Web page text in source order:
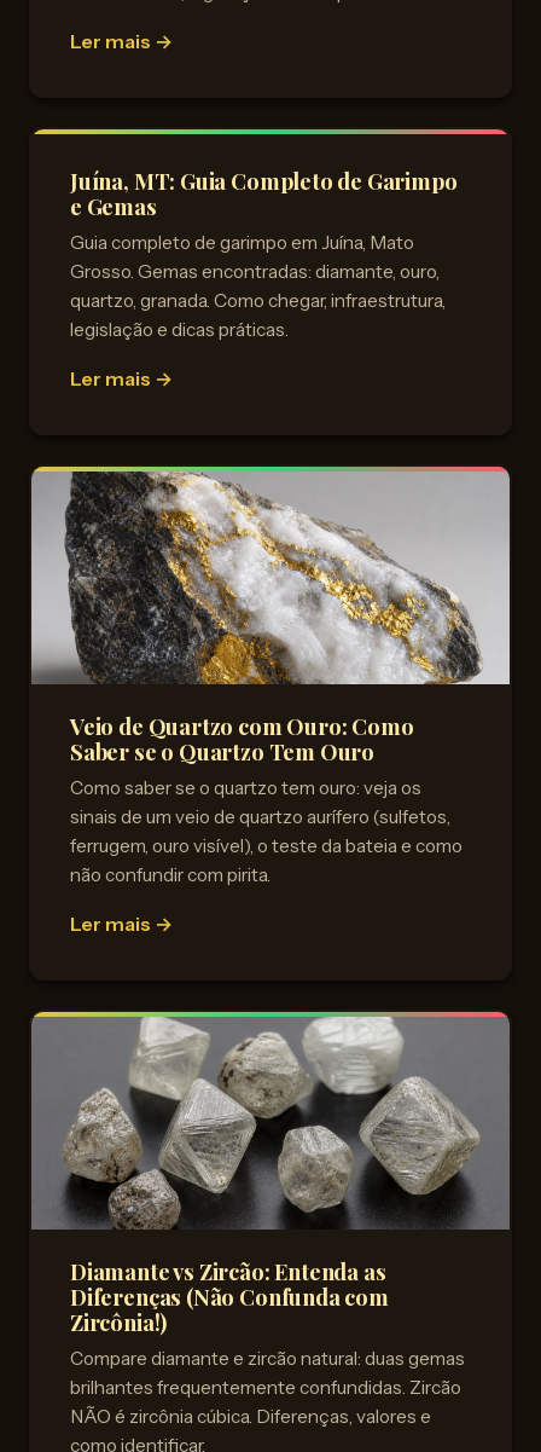
Ler mais →
Juína, MT: Guia Completo de Garimpo
e Gemas
Guia completo de garimpo em Juína, Mato
Grosso. Gemas encontradas: diamante, ouro,
quartzo, granada. Como chegar, infraestrutura,
legislação e dicas práticas.
Ler mais →
Veio de Quartzo com Ouro: Como
Saber se o Quartzo Tem Ouro
Como saber se o quartzo tem ouro: veja os
sinais de um veio de quartzo aurífero (sulfetos,
ferrugem, ouro visível), o teste da bateia e como
não confundir com pirita.
Ler mais →
Diamante vs Zircão: Entenda as
Diferenças (Não Confunda com
Zircônia!)
Compare diamante e zircão natural: duas gemas
brilhantes frequentemente confundidas. Zircão
NÃO é zircônia cúbica. Diferenças, valores e
como identificar.